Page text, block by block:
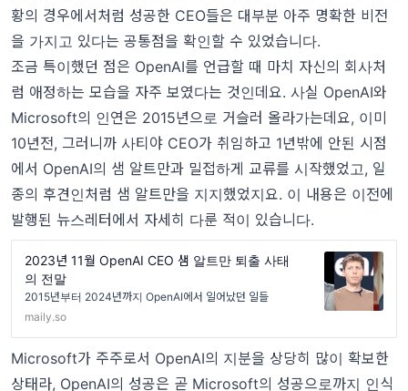
황의 경우에서처럼 성공한 CEO들은 대부분 아주 명확한 비전
을 가지고 있다는 공통점을 확인할 수 있었습니다.
조금 특이했던 점은 OpenAI를 언급할 때 마치 자신의 회사처
럼 애정하는 모습을 자주 보였다는 것인데요. 사실 OpenAI와
Microsoft의 인연은 2015년으로 거슬러 올라가는데요, 이미
10년전, 그러니까 사티야 CEO가 취임하고 1년밖에 안된 시점
에서 OpenAI의 샘 알트만과 밀접하게 교류를 시작했었고, 일
종의 후견인처럼 샘 알트만을 지지했었지요. 이 내용은 이전에
발행된 뉴스레터에서 자세히 다룬 적이 있습니다.
2023년 11월 OpenAI CEO 샘 알트만 퇴출 사태
의 전말
2015년부터 2024년까지 OpenAI에서 일어났던 일들
maily.so
Microsoft가 주주로서 OpenAI의 지분을 상당히 많이 확보한
상태라, OpenAI의 성공은 곧 Microsoft의 성공으로까지 인식